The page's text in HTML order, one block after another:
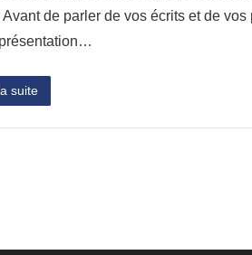
Avant de parler de vos écrits et de
suite